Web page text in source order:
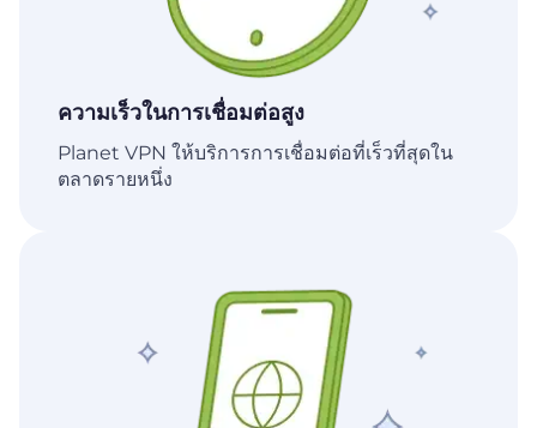
ความเร็วในการเชื่อมต่อสูง
Planet VPN ให้บริการการเชื่อมต่อที่เร็วที่สุดใน
ตลาดรายหนึ่ง